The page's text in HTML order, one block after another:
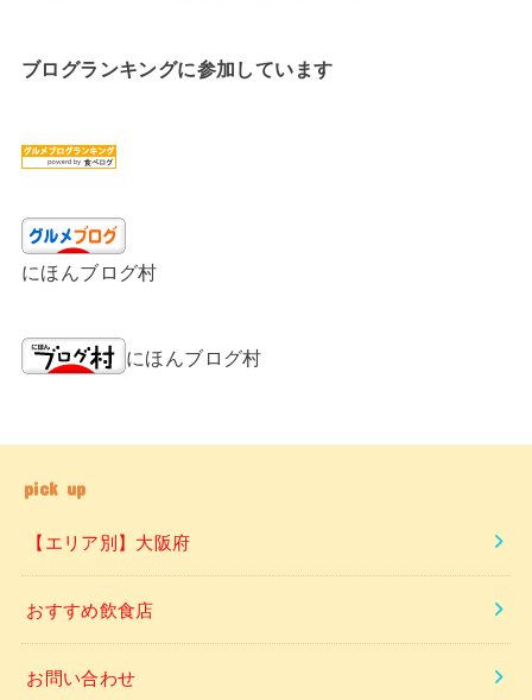
ブログランキングに参加しています
にほんブログ村
にほんブログ村
pick up
【エリア別】大阪府
おすすめ飲食店
お問い合わせ